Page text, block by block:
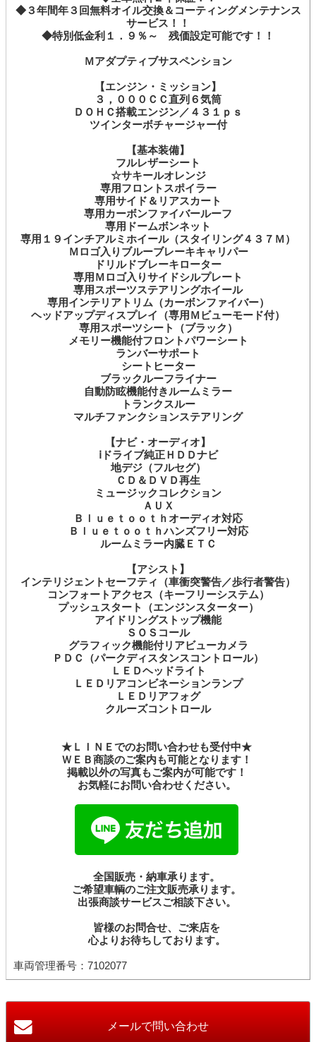
◆３年間年３回無料オイル交換＆コーティングメンテナンス
サービス！！
◆特別低金利１．９％～ 残価設定可能です！！
Ｍアダプティブサスペンション
【エンジン・ミッション】
３，０００ＣＣ直列６気筒
ＤＯＨＣ搭載エンジン／４３１ｐｓ
ツインターボチャージャー付
【基本装備】
フルレザーシート
☆サキールオレンジ
専用フロントスポイラー
専用サイド＆リアスカート
専用カーボンファイバールーフ
専用ドームボンネット
専用１９インチアルミホイール（スタイリング４３７Ｍ）
Ｍロゴ入りブルーブレーキキャリパー
ドリルドブレーキローター
専用Ｍロゴ入りサイドシルプレート
専用スポーツステアリングホイール
専用インテリアトリム（カーボンファイバー）
ヘッドアップディスプレイ（専用Ｍビューモード付）
専用スポーツシート（ブラック）
メモリー機能付フロントパワーシート
ランバーサポート
シートヒーター
ブラックルーフライナー
自動防眩機能付きルームミラー
トランクスルー
マルチファンクションステアリング
【ナビ・オーディオ】
ⅰドライブ純正ＨＤＤナビ
地デジ（フルセグ）
ＣＤ＆ＤＶＤ再生
ミュージックコレクション
ＡＵＸ
Ｂｌｕｅｔｏｏｔｈオーディオ対応
Ｂｌｕｅｔｏｏｔｈハンズフリー対応
ルームミラー内臓ＥＴＣ
【アシスト】
インテリジェントセーフティ（車衝突警告／歩行者警告）
コンフォートアクセス（キーフリーシステム）
プッシュスタート（エンジンスターター）
アイドリングストップ機能
ＳＯＳコール
グラフィック機能付リアビューカメラ
ＰＤＣ（パークディスタンスコントロール）
ＬＥＤヘッドライト
ＬＥＤリアコンビネーションランプ
ＬＥＤリアフォグ
クルーズコントロール
★ＬＩＮＥでのお問い合わせも受付中★
ＷＥＢ商談のご案内も可能となります！
掲載以外の写真もご案内が可能です！
お気軽にお問い合わせください。
全国販売・納車承ります。
ご希望車輌のご注文販売承ります。
出張商談サービスご相談下さい。
皆様のお問合せ、ご来店を
心よりお待ちしております。
車両管理番号：7102077